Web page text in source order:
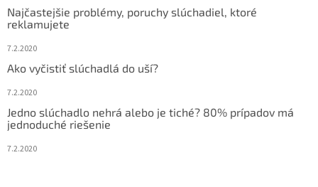
Najčastejšie problémy, poruchy slúchadiel, ktoré
reklamujete
7.2.2020
Ako vyčistiť slúchadlá do uší?
7.2.2020
Jedno slúchadlo nehrá alebo je tiché? 80% prípadov má
jednoduché riešenie
7.2.2020